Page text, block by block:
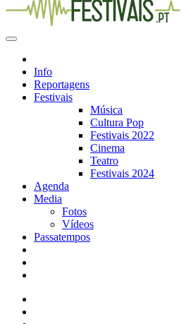
Info
Reportagens
Festivais
Música
Cultura Pop
Festivais 2022
Cinema
Teatro
Festivais 2024
Agenda
Media
Fotos
Vídeos
Passatempos